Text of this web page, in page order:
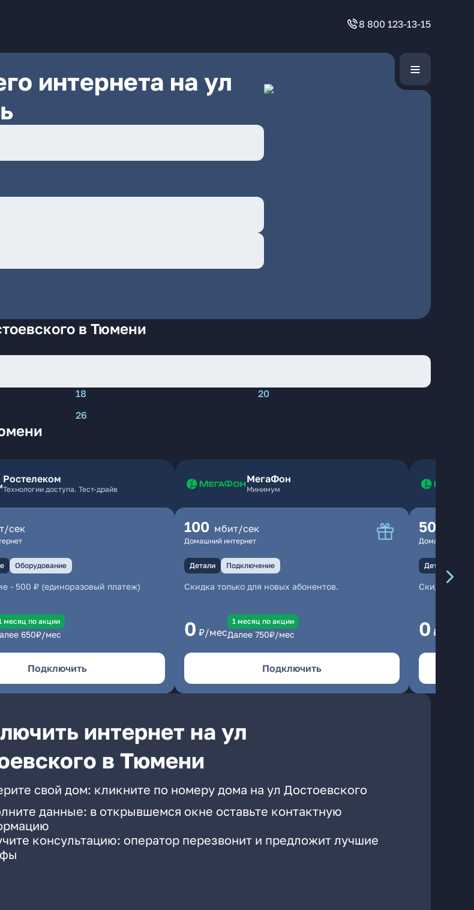
8 800 123-13-15
интернета на ул
в Тюмени
18
20
26
Ростелеком
Технологии доступа. Тест-драйв
сек
Оборудование
- 500 ₽ (единоразовый платеж)
месяц по акции
650₽/мес
Подключить
МегаФон
Минимум
100 мбит/сек
Домашний интернет
Детали Подключение
Скидка только для новых абонентов.
0 ₽/мес
1 месяц по акции
Далее 750₽/мес
Подключить
500
Домашний
Детали
Скидка
0 ₽/мес
интернет на ул
в Тюмени
свой дом: кликните по номеру дома на ул Достоевского
данные: в открывшемся окне оставьте контактную
консультацию: оператор перезвонит и предложит лучшие